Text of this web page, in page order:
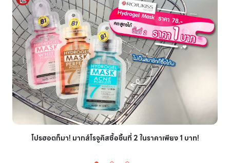
โปรฮอตก็มา! มากส์โรจูคิสซื้อชิ้นที่ 2 ในราคาเพียง 1 บาท!